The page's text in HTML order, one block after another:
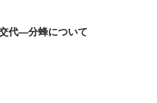
代―分蜂について